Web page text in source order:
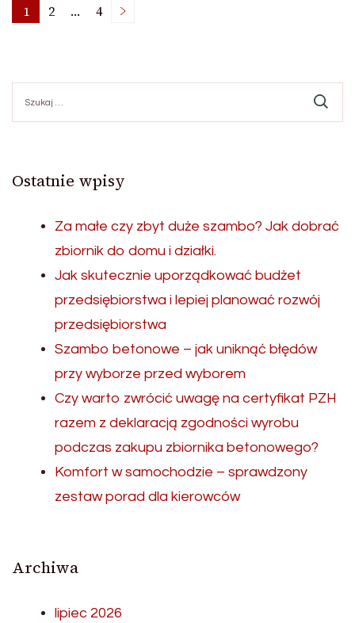
Stronicowanie
wpisów
Strona
1 Strona
2 … Strona
4
Ostatnie wpisy
Za małe czy zbyt duże szambo? Jak dobrać
zbiornik do domu i działki.
Jak skutecznie uporządkować budżet
przedsiębiorstwa i lepiej planować rozwój
przedsiębiorstwa
Szambo betonowe – jak uniknąć błędów
przy wyborze przed wyborem
Czy warto zwrócić uwagę na certyfikat PZH
razem z deklaracją zgodności wyrobu
podczas zakupu zbiornika betonowego?
Komfort w samochodzie – sprawdzony
zestaw porad dla kierowców
Archiwa
lipiec 2026